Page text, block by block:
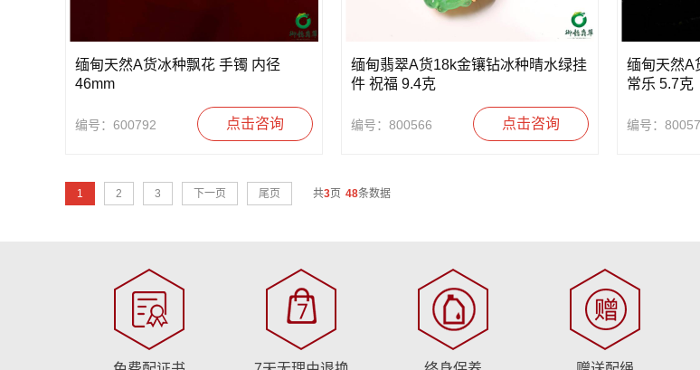
缅甸天然A货冰种飘花 手镯 内径
46mm
编号：600792 点击咨询
缅甸翡翠A货18k金镶钻冰种晴水绿挂
件 祝福 9.4克
编号：800566 点击咨询
缅甸天然A
常乐 5.7克
编号：
1 2 3 下一页 尾页 共3页 48条数据